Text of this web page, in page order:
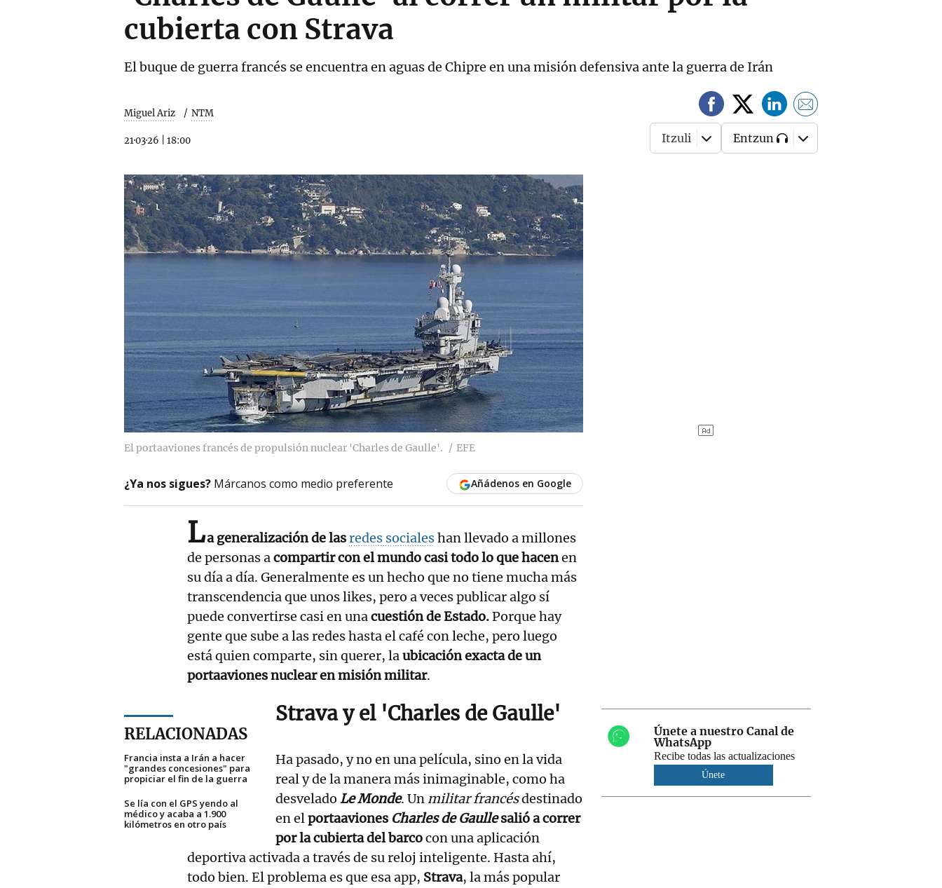
cubierta con Strava
El buque de guerra francés se encuentra en aguas de Chipre en una misión defensiva ante la guerra de Irán
Miguel Ariz NTM
21·03·26 18:00 Itzuli Entzun
El portaaviones francés de propulsión nuclear 'Charles de Gaulle'. EFE
¿Ya nos sigues? Márcanos como medio preferente Añádenos en Google
La generalización de lasredes socialeshan llevado a millones
de personas acompartir con el mundo casi todo lo que hacenen
su día a día. Generalmente es un hecho que no tiene mucha más
transcendencia que unos likes, pero a veces publicar algo sí
puede convertirse casi en unacuestión de Estado.Porque hay
gente que sube a las redes hasta el café con leche, pero luego
está quien comparte, sin querer, laubicación exacta de un
portaaviones nuclear en misión militar.
RELACIONADAS
Francia insta a Irán a hacer
"grandes concesiones" para
propiciar el fin de la guerra
Se lía con el GPS yendo al
médico y acaba a 1.900
kilómetros en otro país
Strava y el 'Charles de Gaulle'
Ha pasado, y no en una película, sino en la vida
real y de la manera más inimaginable, como ha
desveladoLe Monde. Un militar francésdestinado
en elportaaviones Charles de Gaullesalió a correr
por la cubierta del barcocon una aplicación
deportiva activada a través de su reloj inteligente. Hasta ahí,
todo bien. El problema es que esa app, Strava, la más popular
Únete a nuestro Canal de
WhatsApp
Recibe todas las actualizaciones
Únete